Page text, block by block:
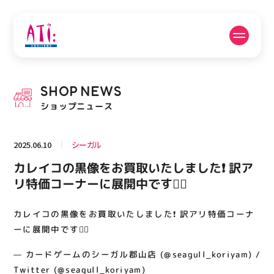
PICK UP NEWS
ピックアップニュース
フロアガイド 営業時間
ACCESS
アクセス・駐車場
RECRUIT
SHOP NEWS
ショップニュース
2025.06.10 シーガル
カレイコの黒像をお買取いたしました❗️ 訳ア
リ特価コーナーに展開中です🙇‍♂️
カレイコの黒像をお買取いたしました❗️ 訳アリ特価コーナ
ーに展開中です🙇‍♂️
— カードゲームのシーガル郡山店 (@seagull_koriyam) /
Twitter (@seagull_koriyam)